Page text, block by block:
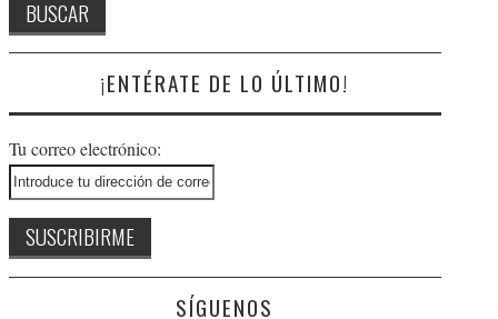
¡ENTÉRATE DE LO ÚLTIMO!
Tu correo electrónico:
SÍGUENOS